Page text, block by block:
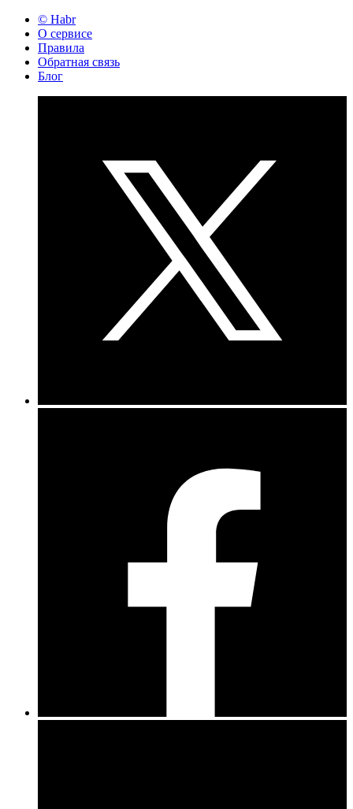
© Habr
О сервисе
Правила
Обратная связь
Блог